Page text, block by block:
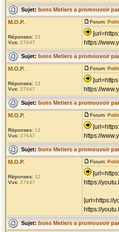
Sujet: bons Metiers a promouvoir
M.O.P.
Réponses: 12
Vus: 27647
Forum:
https://
Sujet: bons Metiers a promouvoir
M.O.P.
Réponses: 12
Vus: 27647
Forum:
https://
Sujet: bons Metiers a promouvoir
M.O.P.
Réponses: 12
Vus: 27647
Forum:
https://
Sujet: bons Metiers a promouvoir
M.O.P.
Réponses: 12
Vus: 27647
Forum:
https://
[url=https://
https://
Sujet: bons Metiers a promouvoir